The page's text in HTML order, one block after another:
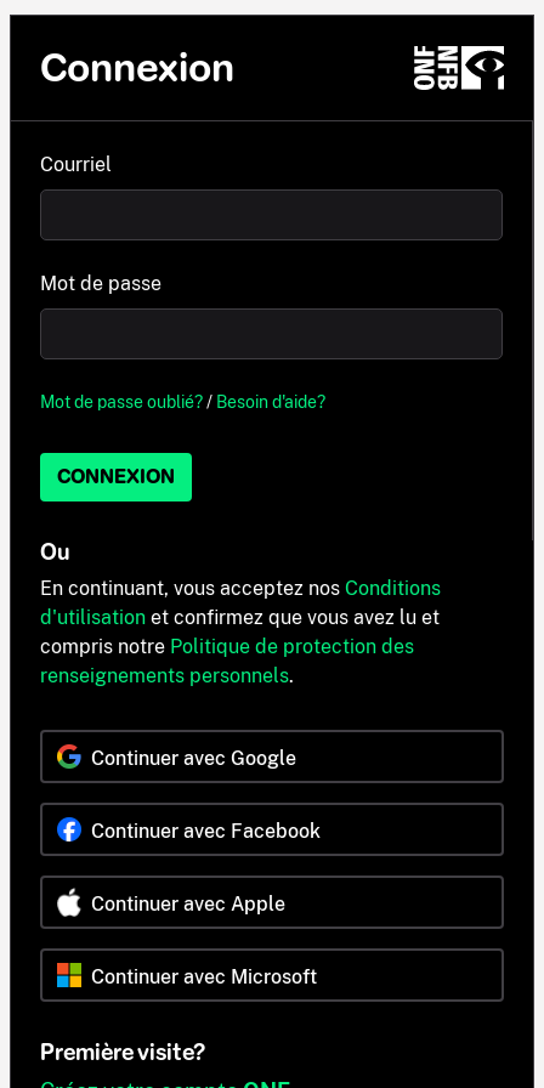
Connexion
Courriel
Mot de passe
Mot de passe oublié?/ Besoin d'aide?
CONNEXION
Ou
En continuant, vous acceptez nos Conditions
d'utilisation et confirmez que vous avez lu et
compris notre Politique de protection des
renseignements personnels.
Continuer avec Google
Continuer avec Facebook
Continuer avec Apple
Continuer avec Microsoft
Première visite?